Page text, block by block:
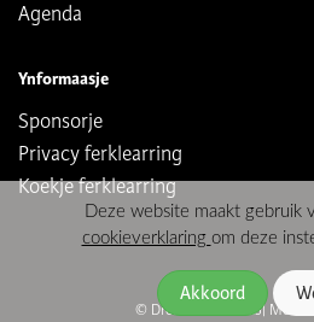
Deze website maakt gebruik
cookieverklaring om deze
Agenda
Ynformaasje
Sponsorje
Privacy ferklearring
Koekje ferklearring
© Dreamteater 2026|